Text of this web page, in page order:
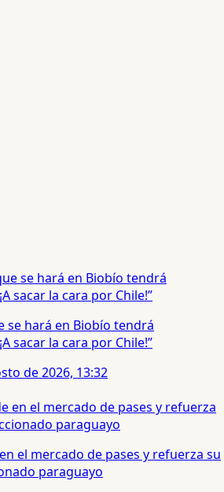
se hará en Biobío tendrá
sacar la cara por Chile!”
de 2026, 13:32
el mercado de pases y refuerza su
paraguayo